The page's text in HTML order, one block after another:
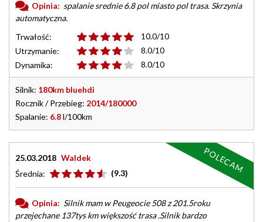
Opinia: spalanie srednie 6.8 pol miasto pol trasa. Skrzynia
automatyczna.
Trwałość:
10.0/10
Utrzymanie:
8.0/10
Dynamika:
8.0/10
Silnik: 180km bluehdi
Rocznik / Przebieg: 2014/180000
Spalanie: 6.8l/100km
25.03.2018 Waldek
Średnia:
(9.3)
Opinia: Silnik mam w Peugeocie 508 z 201.5roku
przejechane 137tys km większość trasa .Silnik bardzo
POLECAM